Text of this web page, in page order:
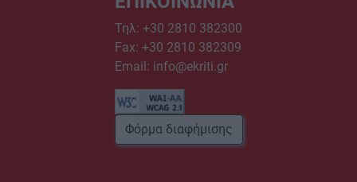
Τηλ: +30 2810 382300
Fax: +30 2810 382309
Email: info@ekriti.gr
Φόρμα διαφήμισης